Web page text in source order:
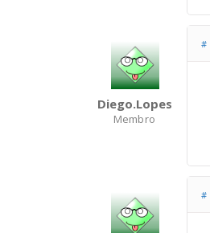
Diego.lopes
Membro
#
#